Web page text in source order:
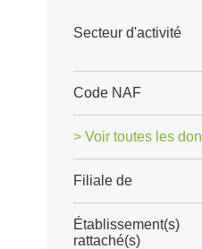
Secteur d'activité
Code NAF
> Voir toutes les
Filiale de
Établissement(s)
rattaché(s)